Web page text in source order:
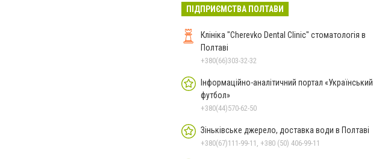
ПІДПРИЄМСТВА ПОЛТАВИ
Клініка "Cherevko Dental Clinic" стоматологія в
Полтаві
+380(66)303-32-32
Інформаційно-аналітичний портал «Український
футбол»
+380(44)570-62-50
Зіньківське джерело, доставка води в Полтаві
+380(67)111-99-11, +380 (50) 406-99-11